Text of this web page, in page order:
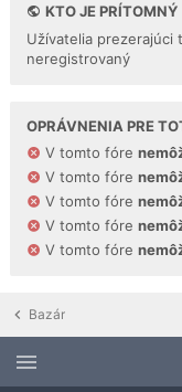
KTO JE PRÍTOMNÝ
Užívatelia prezerajúci
neregistrovaný
OPRÁVNENIA PRE
V tomto fóre
V tomto fóre
V tomto fóre
V tomto fóre
V tomto fóre
Bazár